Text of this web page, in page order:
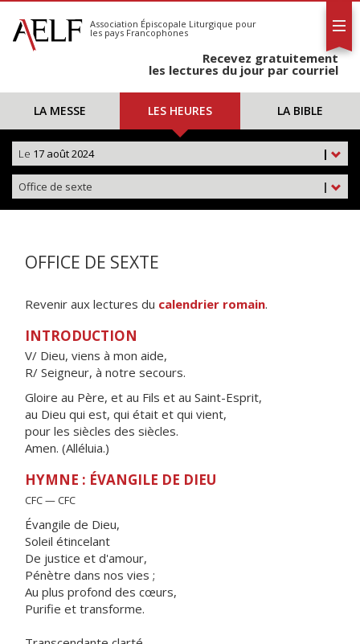
S'abonner
Calendrier
Association Épiscopale Liturgique pour
les pays Francophones
Recevez gratuitement
les lectures du jour par courriel
LA MESSE LES HEURES LA BIBLE
|
Le 17 août 2024
|
Office de sexte
OFFICE DE SEXTE
Revenir aux lectures du calendrier romain.
INTRODUCTION
V/ Dieu, viens à mon aide,
R/ Seigneur, à notre secours.
Gloire au Père, et au Fils et au Saint-Esprit,
au Dieu qui est, qui était et qui vient,
pour les siècles des siècles.
Amen. (Alléluia.)
HYMNE : ÉVANGILE DE DIEU
CFC — CFC
Évangile de Dieu,
Soleil étincelant
De justice et d'amour,
Pénètre dans nos vies ;
Au plus profond des cœurs,
Purifie et transforme.